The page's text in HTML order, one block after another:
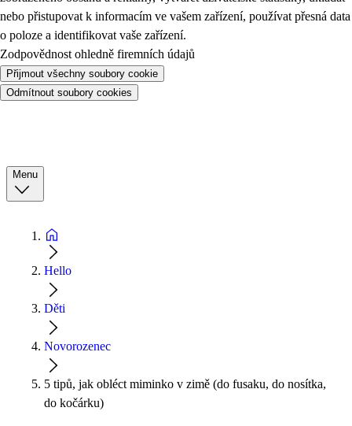
nebo přistupovat k informacím ve vašem zařízení, používat přesná data
o poloze a identifikovat vaše zařízení.
Zodpovědnost ohledně firemních údajů
Přijmout všechny soubory cookie
Odmítnout soubory cookies
Menu
Hello
Děti
Novorozenec
5 tipů, jak obléct miminko v zimě (do fusaku, do nosítka,
do kočárku)